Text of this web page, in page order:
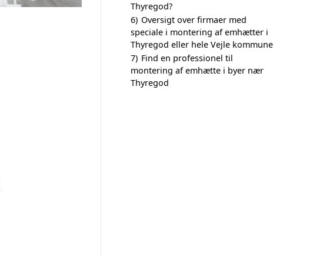
Thyregod?
6) Oversigt over firmaer med
speciale i montering af emhætter i
Thyregod eller hele Vejle kommune
7) Find en professionel til
montering af emhætte i byer nær
Thyregod